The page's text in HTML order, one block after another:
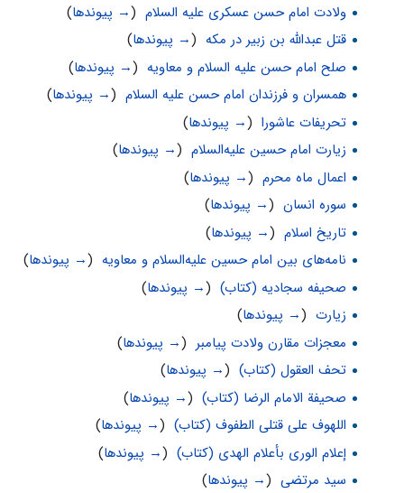
ولادت امام حسن عسکری علیه السلام‏
(→ پیوندها)
قتل عبدالله بن زبير در مكه‏
(→ پیوندها)
صلح امام حسن علیه السلام و معاویه‏
(→ پیوندها)
همسران و فرزندان امام حسن علیه السلام‏
(→ پیوندها)
تحریفات عاشورا‏
(→ پیوندها)
زیارت امام حسین علیه‌السلام‏
(→ پیوندها)
اعمال ماه محرم‏
(→ پیوندها)
سوره انسان‏
(→ پیوندها)
تاریخ اسلام‏
(→ پیوندها)
نامه‌های بین امام حسین علیه‌السلام و معاویه‏
(→ پیوندها)
صحیفه سجادیه (کتاب)‏
(→ پیوندها)
زيارت‏
(→ پیوندها)
معجزات مقارن ولادت پیامبر (→ پیوندها)
تحف العقول (کتاب)‏
(→ پیوندها)
صحیفة الامام الرضا (کتاب)‏
(→ پیوندها)
اللهوف علی قتلی الطفوف‌ (کتاب)‏
(→ پیوندها)
إعلام الوری بأعلام الهدی (کتاب)‏
(→ پیوندها)
سید مرتضی‏
(→ پیوندها)